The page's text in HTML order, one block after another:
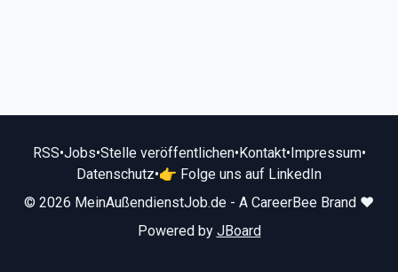
RSS•Jobs•Stelle veröffentlichen•Kontakt•Impressum•
Datenschutz•👉 Folge uns auf LinkedIn
© 2026 MeinAußendienstJob.de - A CareerBee Brand ❤️
Powered by JBoard